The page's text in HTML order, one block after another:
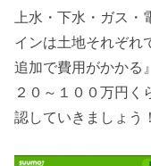
上水・下水・ガス
インは土地それぞれ
追加で費用がかかる
２０～１００万円く
認していきましょう！